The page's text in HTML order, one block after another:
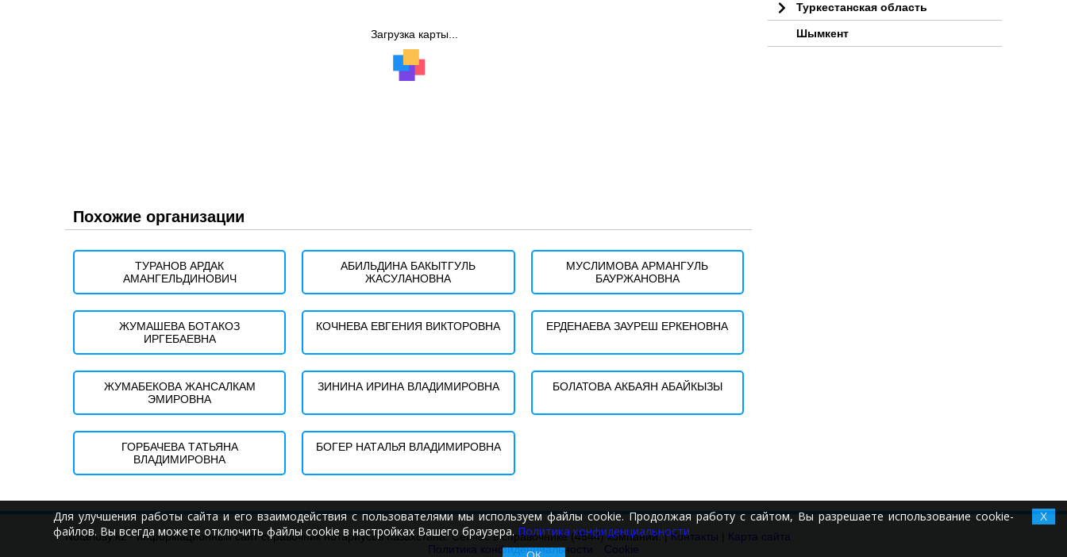
Загрузка карты...
Похожие организации
ТУРАНОВ АРДАК
АМАНГЕЛЬДИНОВИЧ
АБИЛЬДИНА БАКЫТГУЛЬ
ЖАСУЛАНОВНА
МУСЛИМОВА АРМАНГУЛЬ
БАУРЖАНОВНА
ЖУМАШЕВА БОТАКОЗ
ИРГЕБАЕВНА
КОЧНЕВА ЕВГЕНИЯ ВИКТОРОВНА ЕРДЕНАЕВА ЗАУРЕШ ЕРКЕНОВНА
ЖУМАБЕКОВА ЖАНСАЛКАМ
ЭМИРОВНА
ЗИНИНА ИРИНА ВЛАДИМИРОВНА БОЛАТОВА АКБАЯН АБАЙКЫЗЫ
ГОРБАЧЕВА ТАТЬЯНА
ВЛАДИМИРОВНА
БОГЕР НАТАЛЬЯ ВЛАДИМИРОВНА
Туркестанская область
Шымкент
Notariusy.kz - информационный сайт справочник нотариусов Казахстана. Сейчас в справочнике (4544) компаний. |Контакты
Карта сайта
Политика конфиденциальности
Cookie
Для улучшения работы сайта и его взаимодействия с пользователями мы используем файлы cookie. Продолжая работу с сайтом, Вы разрешаете использование cookie-
файлов. Вы всегда можете отключить файлы cookie в настройках Вашего браузера. Политика конфиденциальности
X